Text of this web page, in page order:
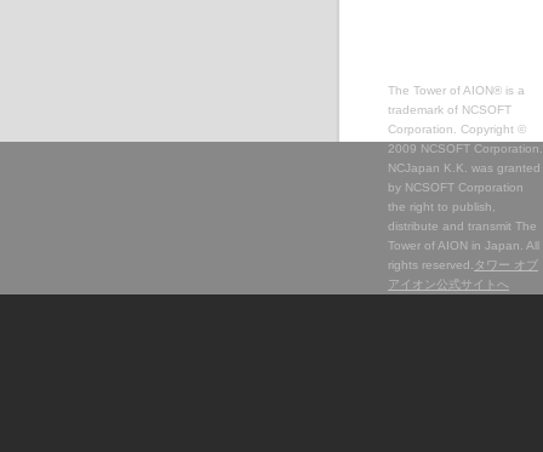
The Tower of AION® is a
trademark of NCSOFT
Corporation. Copyright ©
2009 NCSOFT Corporation.
NCJapan K.K. was granted
by NCSOFT Corporation
the right to publish,
distribute and transmit The
Tower of AION in Japan. All
rights reserved. タワー オブ
アイオン公式サイトへ